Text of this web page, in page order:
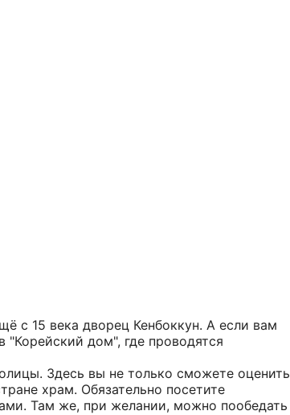
с 15 века дворец Кенбоккун. А если вам
"Корейский дом", где проводятся
Здесь вы не только сможете оценить
храм. Обязательно посетите
Там же, при желании, можно пообедать